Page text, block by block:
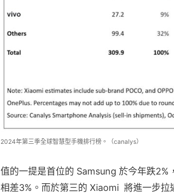
2024年第三季全球智慧型手機排行榜。（canalys）
值的一提是首位的 Samsung 於今年跌
相差3%。而於第三的 Xiaomi  將進一步